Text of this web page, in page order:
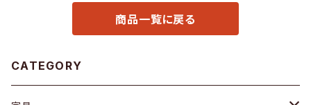
商品一覧に戻る
CATEGORY